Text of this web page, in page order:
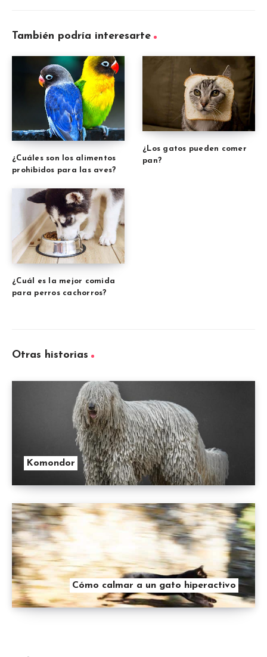
También podría interesarte
¿Cuáles son los alimentos
prohibidos para las aves?
¿Los gatos pueden comer
pan?
¿Cuál es la mejor comida
para perros cachorros?
Otras historias
Komondor
Cómo calmar a un gato hiperactivo